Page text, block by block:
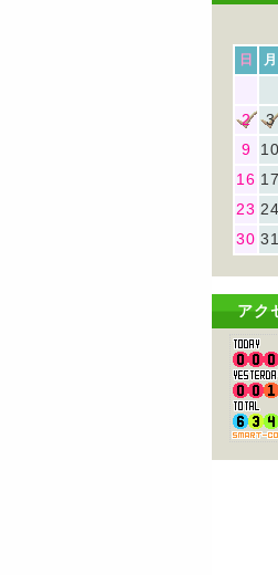
日 月
2
3
9
10
16 17
23 24
30 31
アク